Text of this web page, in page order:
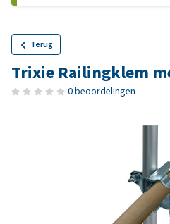
Terug
Trixie Railingklem
0 beoordelingen